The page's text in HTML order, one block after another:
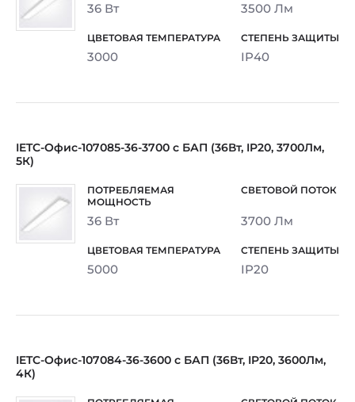
36 Вт 3500 Лм
3000 IP40
IETC-Офис-107085-36-3700 с БАП (36Вт, IP20, 3700Лм,
5К)
36 Вт 3700 Лм
5000 IP20
IETC-Офис-107084-36-3600 с БАП (36Вт, IP20, 3600Лм,
4К)